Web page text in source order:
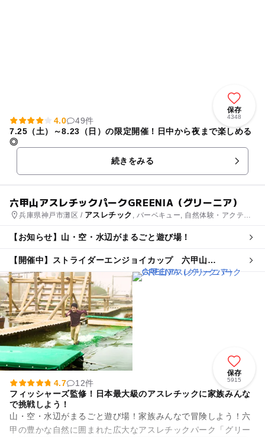
保存
4348
4.0
49件
7.25（土）～8.23（日）の限定開催！日中から夜まで楽しめる
◎
続きをみる
六甲山アスレチックパークGREENIA（グリーニア）
兵庫県神戸市灘区 / アスレチック , バーベキュー, 自然体験・アクティ
【お知らせ】山・空・水辺がまるごと遊び場！
【開催中】ストライダーエンジョイカップ 六甲山
保存
5915
4.7
12件
フィッシャーズ監修！日本最大級のアスレチックに家族みんな
で挑戦しよう！
山・空・水辺がまるごと遊び場！家族みんなで冒険しよう！六
甲の豊かな自然に囲まれた広大なアスレチックパーク「グリー